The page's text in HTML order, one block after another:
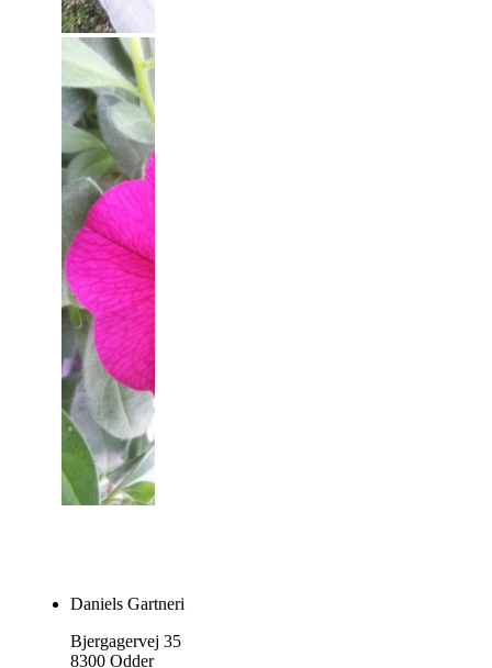
Daniels Gartneri
Bjergagervej 35
8300 Odder